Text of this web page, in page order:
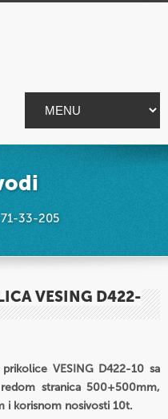
33-205
VESING D422-
VESING D422-10 sa
stranica 500+500mm,
i korisnom nosivosti 10t.